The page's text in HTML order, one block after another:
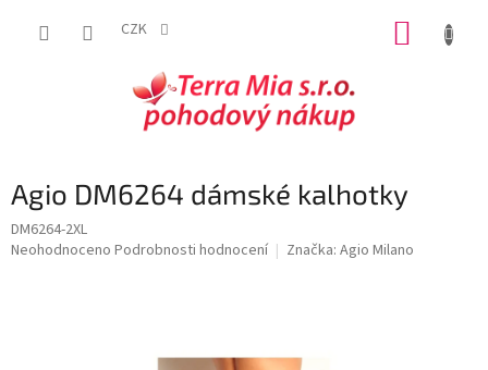
CZK
Agio DM6264 dámské kalhotky
DM6264-2XL
Průměrné
Neohodnoceno Podrobnosti hodnocení Značka: Agio Milano